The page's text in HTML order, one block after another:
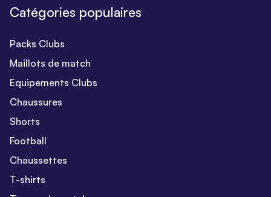
Catégories populaires
Packs Clubs
Maillots de match
Equipements Clubs
Chaussures
Shorts
Football
Chaussettes
T-shirts